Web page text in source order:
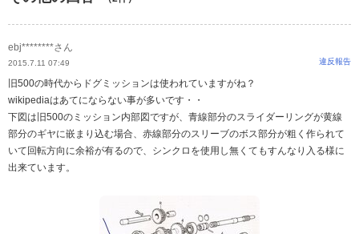
ebj********さん
2015.7.11 07:49 違反報告
旧500の時代からドグミッションは使われていますがね？
wikipediaはあてにならない事が多いです・・
下図は旧500のミッション内部図ですが、青線部分のスライダーリングが黄線
部分のギヤに嵌まり込む場合、赤線部分のスリーブのボス部分が粗く作られて
いて回転方向に余裕が有るので、シンクロを使用し無くてもすんなり入る様に
出来ています。